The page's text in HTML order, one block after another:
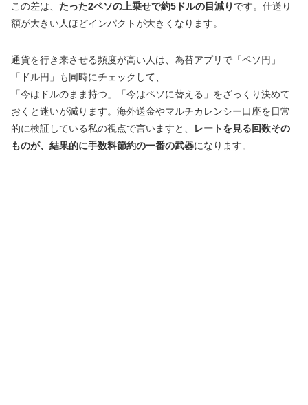
この差は、 たった2ペソの上乗せで約5ドルの目減り です。仕送り
額が大きい人ほどインパクトが大きくなります。
通貨を行き来させる頻度が高い人は、為替アプリで「ペソ円」
「ドル円」も同時にチェックして、
「今はドルのまま持つ」「今はペソに替える」をざっくり決めて
おくと迷いが減ります。海外送金やマルチカレンシー口座を日常
的に検証している私の視点で言いますと、
レートを見る回数その
ものが、結果的に手数料節約の一番の武器になります。